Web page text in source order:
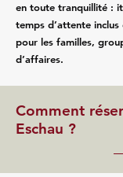
en toute tranquillité :
temps d’attente
pour les familles,
d’affaires.
Comment
Eschau ?